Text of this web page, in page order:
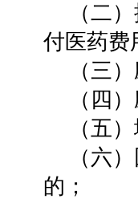
（二
付医药费
（三
（四
（五
（六
的；